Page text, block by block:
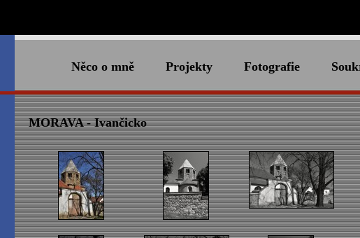
Něco o mně Projekty Fotografie
MORAVA - Ivančicko